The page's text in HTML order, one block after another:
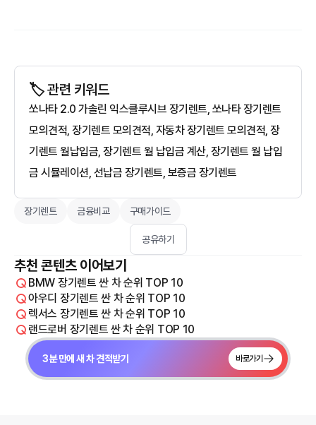
🏷️ 관련 키워드
쏘나타 2.0 가솔린 익스클루시브 장기렌트, 쏘나타 장기렌트
모의견적, 장기렌트 모의견적, 자동차 장기렌트 모의견적, 장
기렌트 월납입금, 장기렌트 월 납입금 계산, 장기렌트 월 납입
금 시뮬레이션, 선납금 장기렌트, 보증금 장기렌트
장기렌트 금융비교 구매가이드
공유하기
추천 콘텐츠 이어보기
BMW 장기렌트 싼 차 순위 TOP 10
아우디 장기렌트 싼 차 순위 TOP 10
렉서스 장기렌트 싼 차 순위 TOP 10
랜드로버 장기렌트 싼 차 순위 TOP 10
3분 만에 새 차 견적받기 바로가기